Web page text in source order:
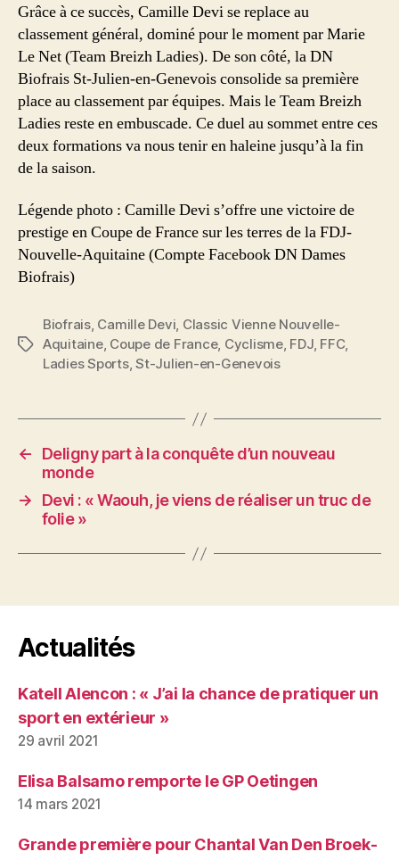
Grâce à ce succès, Camille Devi se replace au
classement général, dominé pour le moment par Marie
Le Net (Team Breizh Ladies). De son côté, la DN
Biofrais St-Julien-en-Genevois consolide sa première
place au classement par équipes. Mais le Team Breizh
Ladies reste en embuscade. Ce duel au sommet entre ces
deux formations va nous tenir en haleine jusqu’à la fin
de la saison.
Légende photo : Camille Devi s’offre une victoire de
prestige en Coupe de France sur les terres de la FDJ-
Nouvelle-Aquitaine (Compte Facebook DN Dames
Biofrais)
Étiquettes
Biofrais, Camille Devi, Classic Vienne Nouvelle-
Aquitaine, Coupe de France, Cyclisme, FDJ, FFC,
Ladies Sports,St-Julien-en-Genevois
←
Deligny part à la conquête d’un nouveau
monde
→
Devi : « Waouh, je viens de réaliser un truc de
folie »
Actualités
Katell Alencon : « J’ai la chance de pratiquer un
sport en extérieur »
29 avril 2021
Elisa Balsamo remporte le GP Oetingen
14 mars 2021
Grande première pour Chantal Van Den Broek-